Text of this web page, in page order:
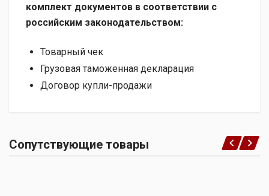
комплект документов в соответствии с
российским законодательством:
Товарный чек
Грузовая таможенная декларация
Договор купли-продажи
Сопутствующие товары